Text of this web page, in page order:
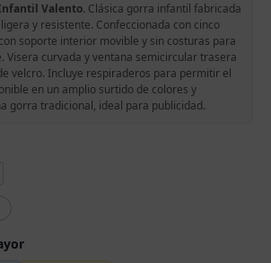
Valento. Clásica gorra infantil fabricada
y resistente. Confeccionada con cinco
soporte interior movible y sin costuras para
Visera curvada y ventana semicircular trasera
velcro. Incluye respiraderos para permitir el
en un amplio surtido de colores y
gorra tradicional, ideal para publicidad.